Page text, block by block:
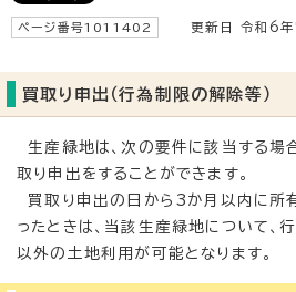
ページ番号1011402 更新日 令和6
買取り申出（行為制限の解除等）
生産緑地は、次の要件に該当する場
取り申出をすることができます。
買取り申出の日から3か月以内に所
ったときは、当該生産緑地について、
以外の土地利用が可能となります。